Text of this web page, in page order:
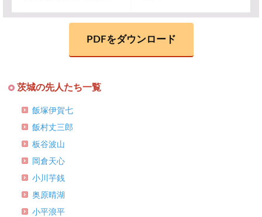
PDFをダウンロード
茨城の先人たち一覧
飯塚伊賀七
飯村丈三郎
板谷波山
岡倉天心
小川芋銭
奥原晴湖
小平浪平